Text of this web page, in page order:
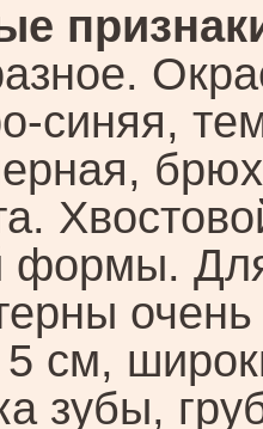
синяя,
формы.
см,
зубы,